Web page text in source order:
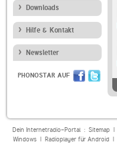
Downloads
Hilfe & Kontakt
Newsletter
PHONOSTAR AUF
Dein Internetradio-Portal : Sitemap|
Windows| Radioplayer für Android|